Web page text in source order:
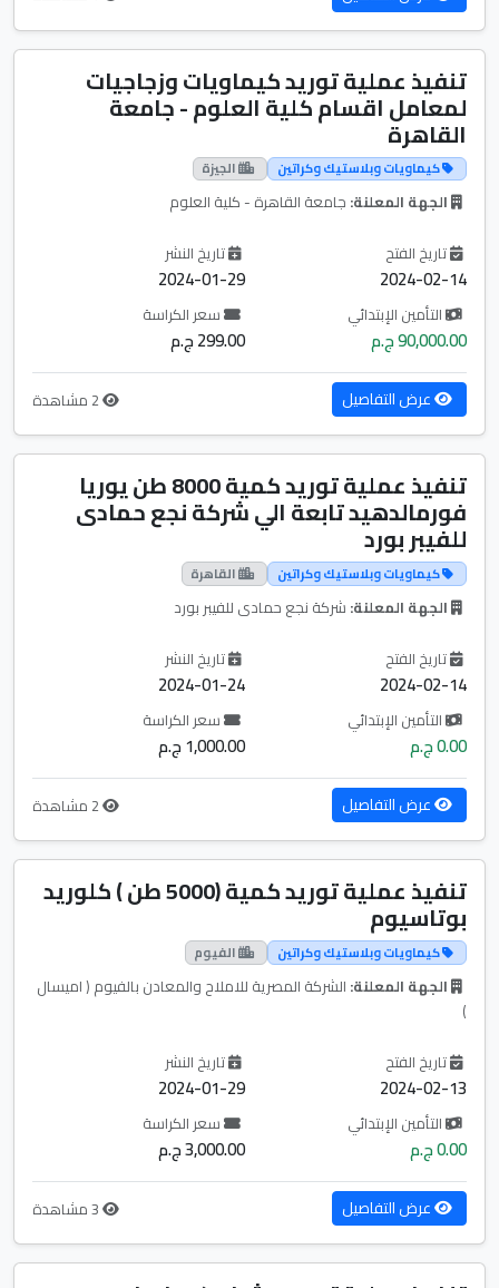
تنفيذ عملية توريد كيماويات وزجاجيات
لمعامل اقسام كلية العلوم - جامعة
القاهرة
كيماويات وبلاستيك وكراتين الجيزة
الجهة المعلنة: جامعة القاهرة - كلية العلوم
تاريخ الفتح
2024-02-14
تاريخ النشر
2024-01-29
التأمين الإبتدائي
90,000.00 ج.م
سعر الكراسة
299.00 ج.م
عرض التفاصيل
تنفيذ عملية توريد كمية 8000 طن يوريا
فورمالدهيد تابعة الي شركة نجع حمادى
للفيبر بورد
كيماويات وبلاستيك وكراتين القاهرة
الجهة المعلنة: شركة نجع حمادى للفيبر بورد
تاريخ الفتح
2024-02-14
تاريخ النشر
2024-01-24
التأمين الإبتدائي
0.00 ج.م
سعر الكراسة
1,000.00 ج.م
عرض التفاصيل
تنفيذ عملية توريد كمية (5000 طن ) كلوريد
بوتاسيوم
كيماويات وبلاستيك وكراتين الفيوم
الجهة المعلنة: الشركة المصرية للاملاح والمعادن بالفيوم ( اميسال
)
تاريخ الفتح
2024-02-13
تاريخ النشر
2024-01-29
التأمين الإبتدائي
0.00 ج.م
سعر الكراسة
3,000.00 ج.م
عرض التفاصيل